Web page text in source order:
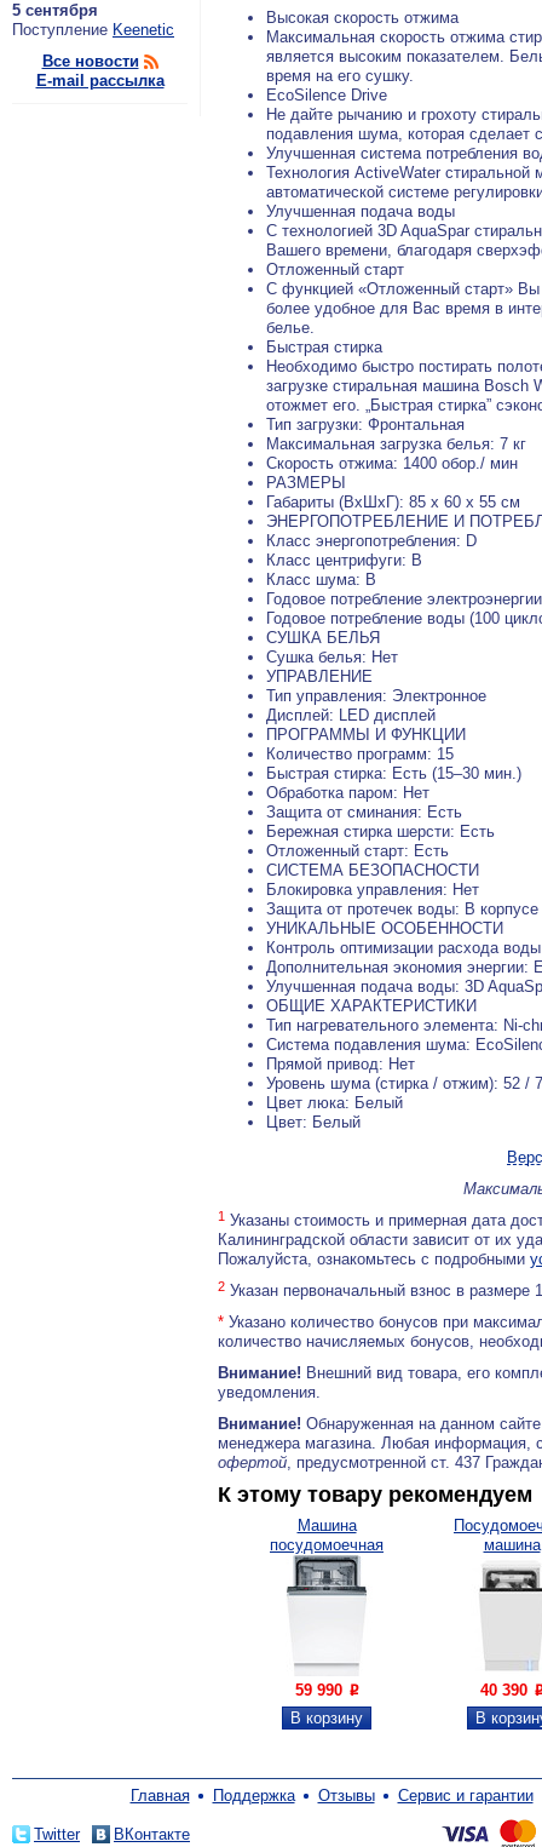
5 сентября
По­ступ­ле­ние Keenetic
Все новости
E-mail рассылка
Высокая скорость отжима
Максимальная скорость отжима
является высоким показателем.
время на его сушку.
EcoSilence Drive
Не дайте рычанию и грохоту
подавления шума, которая сделает
Улучшенная система потребления
Технология ActiveWater
автоматической системе
Улучшенная подача воды
С технологией 3D AquaSpar
Вашего времени, благодаря
Отложенный старт
С функцией «Отложенный старт» Вы
более удобное для Вас время в
белье.
Быстрая стирка
Необходимо быстро постирать
загрузке стиральная машина Bosch
отожмет его. „Быстрая стирка”
Тип загрузки: Фронтальная
Максимальная загрузка белья: 7 кг
Скорость отжима: 1400 обор./ мин
РАЗМЕРЫ
Габариты (ВхШхГ): 85 x 60 x 55 см
ЭНЕРГОПОТРЕБЛЕНИЕ И
Класс энергопотребления: D
Класс центрифуги: B
Класс шума: B
Годовое потребление
Годовое потребление воды (100
СУШКА БЕЛЬЯ
Сушка белья: Нет
УПРАВЛЕНИЕ
Тип управления: Электронное
Дисплей: LED дисплей
ПРОГРАММЫ И ФУНКЦИИ
Количество программ: 15
Быстрая стирка: Есть (15–30 мин.)
Обработка паром: Нет
Защита от сминания: Есть
Бережная стирка шерсти: Есть
Отложенный старт: Есть
СИСТЕМА БЕЗОПАСНОСТИ
Блокировка управления: Нет
Защита от протечек воды: В корпусе
УНИКАЛЬНЫЕ ОСОБЕННОСТИ
Контроль оптимизации расхода
Дополнительная экономия энергии:
Улучшенная подача воды: 3D
ОБЩИЕ ХАРАКТЕРИСТИКИ
Тип нагревательного элемента: Ni-
Система подавления шума:
Прямой привод: Нет
Уровень шума (стирка / отжим): 52 /
Цвет люка: Белый
Цвет: Белый
1 Указаны стоимость и примерная дата
Калининградской области зависит от их
Пожалуйста, ознакомьтесь с подробными
2 Указан первоначальный взнос в
* Указано количество бонусов при
количество начисляемых бонусов,
Внимание! Внешний вид товара, его
уведомления.
Внимание! Обнаруженная на данном
менеджера магазина. Любая информация,
офертой, предусмотренной ст. 437
К этому товару рекомендуем
Машина
посудомоечная
встраиваемая...
59 990 P
машина
40 390 P
Главная Поддержка Отзывы Сервис и гарантии
Twitter ВКонтакте